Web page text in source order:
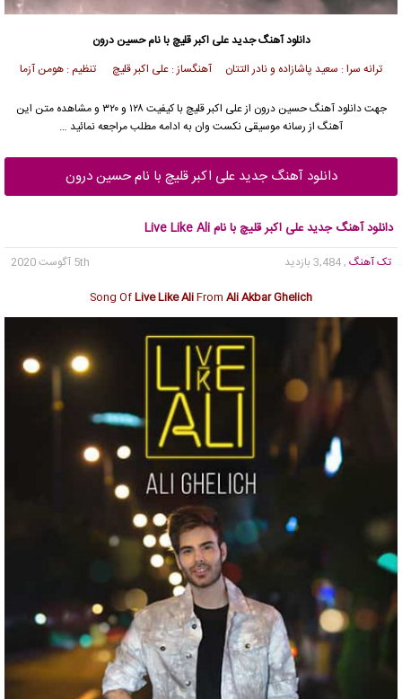
دانلود آهنگ جدیدعلی اکبر قلیچ با نام حسین درون
ترانه سرا : سعید پاشازاده و نادر التتان آهنگساز : علی اکبر قلیچ تنظیم : هومن آزما
جهت دانلود آهنگ حسین درون ازعلی اکبر قلیچ
با کیفیت ۱۲۸ و ۳۲۰ و مشاهده متن این
آهنگ از رسانه موسیقی نکست وان به ادامه مطلب مراجعه نمائید …
دانلود آهنگ جدید علی اکبر قلیچ با نام حسین درون
دانلود آهنگ جدید علی اکبر قلیچ با نام Live Like Ali
تک آهنگ , 3,484 بازدید
5th آگوست 2020
Song OfLive Like AliFrom Ali Akbar Ghelich